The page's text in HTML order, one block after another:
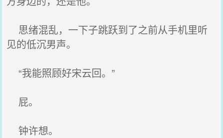
思绪混乱，一下子跳跃到了之前从手机里听
见的低沉男声。
“我能照顾好宋云回。”
屁。
钟许想。